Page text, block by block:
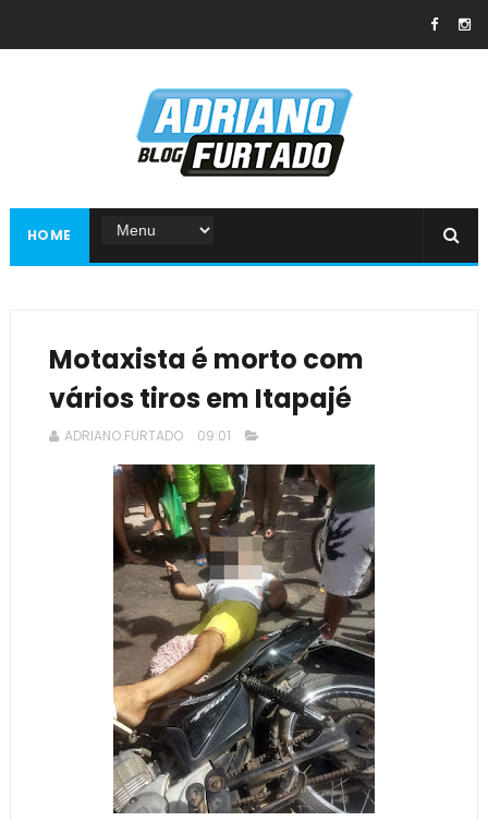
HOME
Motaxista é morto com
vários tiros em Itapajé
ADRIANO FURTADO 09:01